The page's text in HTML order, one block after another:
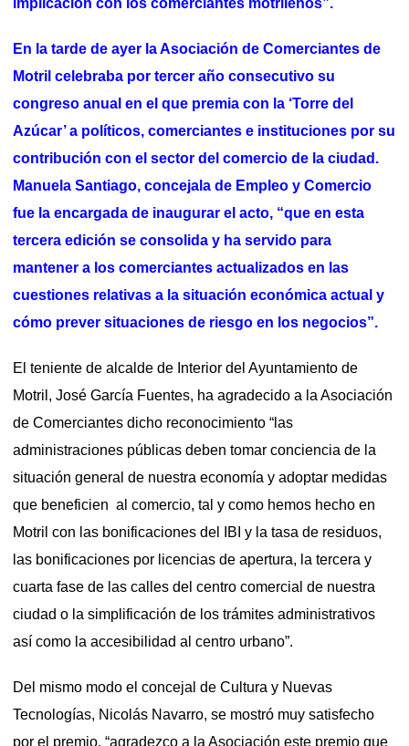
implicación con los comerciantes motrileños”.
En la tarde de ayer la Asociación de Comerciantes de
Motril celebraba por tercer año consecutivo su
congreso anual en el que premia con la ‘Torre del
Azúcar’ a políticos, comerciantes e instituciones por su
contribución con el sector del comercio de la ciudad.
Manuela Santiago, concejala de Empleo y Comercio
fue la encargada de inaugurar el acto, “que en esta
tercera edición se consolida y ha servido para
mantener a los comerciantes actualizados en las
cuestiones relativas a la situación económica actual y
cómo prever situaciones de riesgo en los negocios”.
El teniente de alcalde de Interior del Ayuntamiento de
Motril, José García Fuentes, ha agradecido a la Asociación
de Comerciantes dicho reconocimiento “las
administraciones públicas deben tomar conciencia de la
situación general de nuestra economía y adoptar medidas
que beneficien al comercio, tal y como hemos hecho en
Motril con las bonificaciones del IBI y la tasa de residuos,
las bonificaciones por licencias de apertura, la tercera y
cuarta fase de las calles del centro comercial de nuestra
ciudad o la simplificación de los trámites administrativos
así como la accesibilidad al centro urbano”.
Del mismo modo el concejal de Cultura y Nuevas
Tecnologías, Nicolás Navarro, se mostró muy satisfecho
por el premio, “agradezco a la Asociación este premio que